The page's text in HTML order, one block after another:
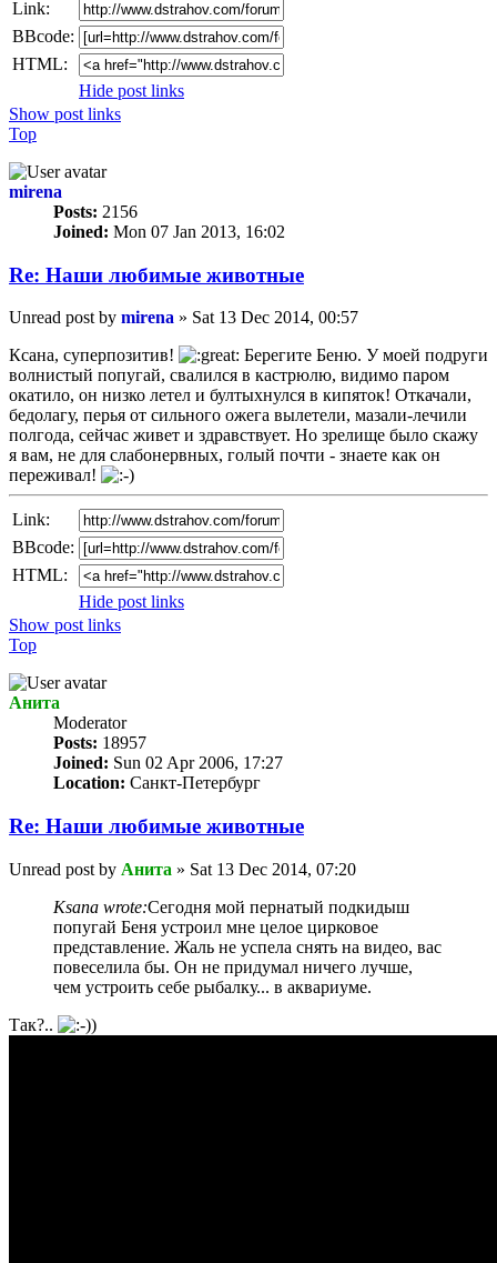
Link:
BBcode:
HTML:
Hide post links
Show post links
Top
mirena
Posts: 2156
Joined: Mon 07 Jan 2013, 16:02
Re: Наши любимые животные
Unread post by mirena » Sat 13 Dec 2014, 00:57
Ксана, суперпозитив!
Берегите Беню. У моей подруги
волнистый попугай, свалился в кастрюлю, видимо паром
окатило, он низко летел и бултыхнулся в кипяток! Откачали,
бедолагу, перья от сильного ожега вылетели, мазали-лечили
полгода, сейчас живет и здравствует. Но зрелище было скажу
я вам, не для слабонервных, голый почти - знаете как он
переживал!
Link:
BBcode:
HTML:
Hide post links
Show post links
Top
Анита
Мoderator
Posts: 18957
Joined: Sun 02 Apr 2006, 17:27
Location: Санкт-Петербург
Re: Наши любимые животные
Unread post by Анита » Sat 13 Dec 2014, 07:20
Ksana wrote:Сегодня мой пернатый подкидыш
попугай Беня устроил мне целое цирковое
представление. Жаль не успела снять на видео, вас
повеселила бы. Он не придумал ничего лучше,
чем устроить себе рыбалку... в аквариуме.
Так?..